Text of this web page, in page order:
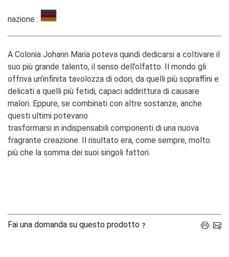
nazione :
A Colonia Johann Maria poteva quindi dedicarsi a coltivare il
suo più grande talento, il senso dell’olfatto. Il mondo gli
offriva un’infinita tavolozza di odori, da quelli più sopraffini e
delicati a quelli più fetidi, capaci addirittura di causare
malori. Eppure, se combinati con altre sostanze, anche
questi ultimi potevano
trasformarsi in indispensabili componenti di una nuova
fragrante creazione. Il risultato era, come sempre, molto
più che la somma dei suoi singoli fattori.
Fai una domanda su questo prodotto